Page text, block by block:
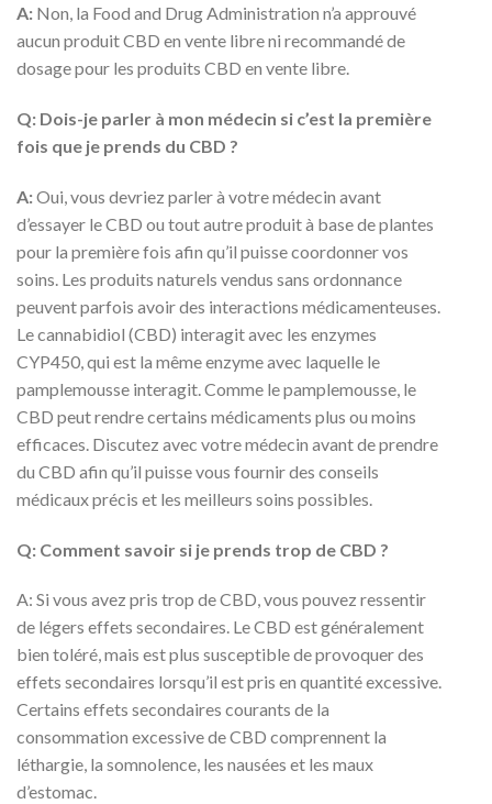
A: Non, la Food and Drug Administration n’a approuvé
aucun produit CBD en vente libre ni recommandé de
dosage pour les produits CBD en vente libre.
Q: Dois-je parler à mon médecin si c’est la première
fois que je prends du CBD ?
A:Oui, vous devriez parler à votre médecin avant
d’essayer le CBD ou tout autre produit à base de plantes
pour la première fois afin qu’il puisse coordonner vos
soins. Les produits naturels vendus sans ordonnance
peuvent parfois avoir des interactions médicamenteuses.
Le cannabidiol (CBD) interagit avec les enzymes
CYP450, qui est la même enzyme avec laquelle le
pamplemousse interagit. Comme le pamplemousse, le
CBD peut rendre certains médicaments plus ou moins
efficaces. Discutez avec votre médecin avant de prendre
du CBD afin qu’il puisse vous fournir des conseils
médicaux précis et les meilleurs soins possibles.
Q: Comment savoir si je prends trop de CBD ?
A: Si vous avez pris trop de CBD, vous pouvez ressentir
de légers effets secondaires. Le CBD est généralement
bien toléré, mais est plus susceptible de provoquer des
effets secondaires lorsqu’il est pris en quantité excessive.
Certains effets secondaires courants de la
consommation excessive de CBD comprennent la
léthargie, la somnolence, les nausées et les maux
d’estomac.